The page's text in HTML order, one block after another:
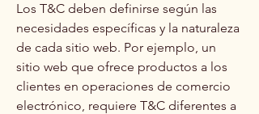
Los T&C deben definirse según las
necesidades específicas y la naturaleza
de cada sitio web. Por ejemplo, un
sitio web que ofrece productos a los
clientes en operaciones de comercio
electrónico, requiere T&C diferentes a